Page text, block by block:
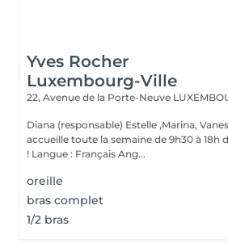
Yves Rocher
Luxembourg-Ville
22, Avenue de la Porte-Neuve
Diana (responsable) Estelle ,Marina,
accueille toute la semaine de 9h30 à 18h
! Langue : Français Ang...
oreille
bras complet
1/2 bras